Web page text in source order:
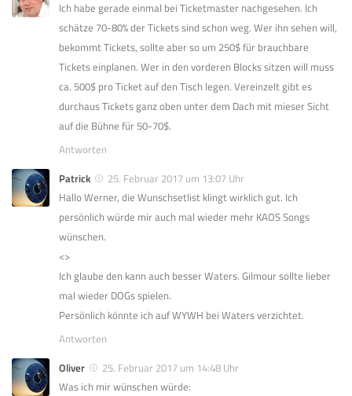
Ich habe gerade einmal bei Ticketmaster nachgesehen. Ich
schätze 70-80% der Tickets sind schon weg. Wer ihn sehen will,
bekommt Tickets, sollte aber so um 250$ für brauchbare
Tickets einplanen. Wer in den vorderen Blocks sitzen will muss
ca. 500$ pro Ticket auf den Tisch legen. Vereinzelt gibt es
durchaus Tickets ganz oben unter dem Dach mit mieser Sicht
auf die Bühne für 50-70$.
Antworten
Patrick
25. Februar 2017 um 13:07 Uhr
Hallo Werner, die Wunschsetlist klingt wirklich gut. Ich
persönlich würde mir auch mal wieder mehr KAOS Songs
wünschen.
<>
Ich glaube den kann auch besser Waters. Gilmour sollte lieber
mal wieder DOGs spielen.
Persönlich könnte ich auf WYWH bei Waters verzichtet.
Antworten
Oliver
25. Februar 2017 um 14:48 Uhr
Was ich mir wünschen würde: